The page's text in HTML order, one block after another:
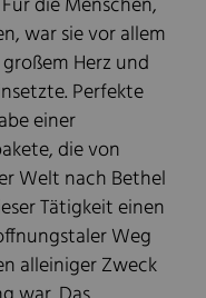
war sie vor allem
Herz und
Perfekte
einer
die von
Welt nach Bethel
Tätigkeit einen
Weg
alleiniger Zweck